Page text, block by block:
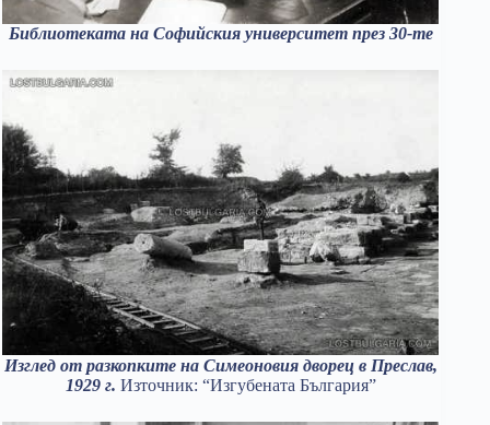
Библиотеката на Софийския университет през 30-те
Изглед от разкопките на Симеоновия дворец в Преслав,
1929 г. Източник: “Изгубената България”